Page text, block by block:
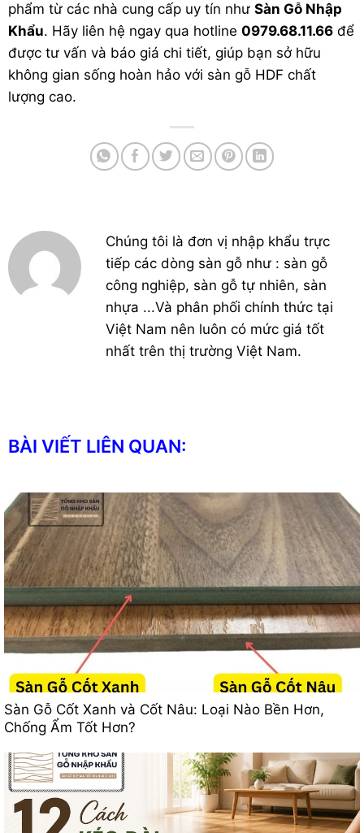
phẩm từ các nhà cung cấp uy tín như Sàn Gỗ Nhập
Khẩu. Hãy liên hệ ngay qua hotline 0979.68.11.66 để
được tư vấn và báo giá chi tiết, giúp bạn sở hữu
không gian sống hoàn hảo với sàn gỗ HDF chất
lượng cao.
Chúng tôi là đơn vị nhập khẩu trực
tiếp các dòng sàn gỗ như : sàn gỗ
công nghiệp, sàn gỗ tự nhiên, sàn
nhựa ...Và phân phối chính thức tại
Việt Nam nên luôn có mức giá tốt
nhất trên thị trường Việt Nam.
BÀI VIẾT LIÊN QUAN:
Sàn Gỗ Cốt Xanh và Cốt Nâu: Loại Nào Bền Hơn,
Chống Ẩm Tốt Hơn?